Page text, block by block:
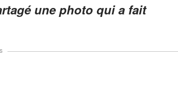
une photo qui a fait